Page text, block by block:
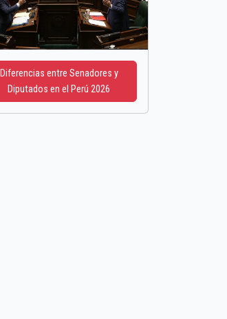
Diferencias entre Senadores y
Diputados en el Perú 2026